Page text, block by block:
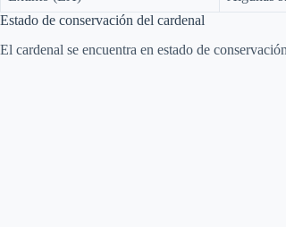
Estado de conservación del cardenal
El cardenal se encuentra en estado de